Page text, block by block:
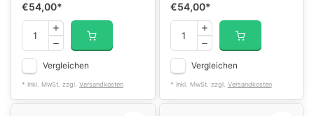
€54,00*
Vergleichen
* Inkl. MwSt. zzgl. Versandkosten
€54,00*
Vergleichen
* Inkl. MwSt. zzgl. Versandkosten